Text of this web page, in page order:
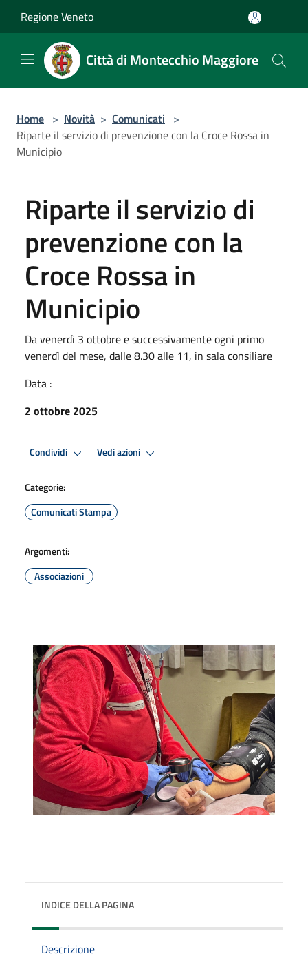
Regione Veneto
Città di Montecchio Maggiore
Home > Novità > Comunicati >
Riparte il servizio di prevenzione con la Croce Rossa in
Municipio
Riparte il servizio di
prevenzione con la
Croce Rossa in
Municipio
Da venerdì 3 ottobre e successivamente ogni primo
venerdì del mese, dalle 8.30 alle 11, in sala consiliare
Data :
2 ottobre 2025
Condividi Vedi azioni
Categorie:
Comunicati Stampa
Argomenti:
Associazioni
INDICE DELLA PAGINA
Descrizione